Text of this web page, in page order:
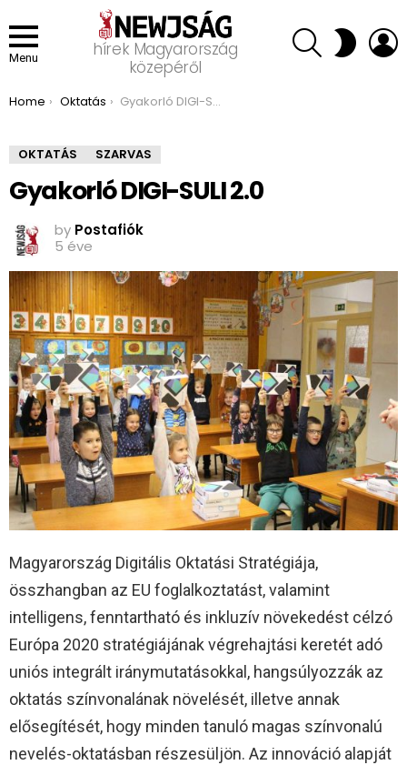
Menu
hírek Magyarország
közepéről
SEARCH SWITCH
SKIN
You are here:
Home Oktatás Gyakorló DIGI-SULI 2.0
OKTATÁS SZARVAS
Gyakorló DIGI-SULI 2.0
by Postafiók
5 éve
Magyarország Digitális Oktatási Stratégiája,
összhangban az EU foglalkoztatást, valamint
intelligens, fenntartható és inkluzív növekedést célzó
Európa 2020 stratégiájának végrehajtási keretét adó
uniós integrált iránymutatásokkal, hangsúlyozzák az
oktatás színvonalának növelését, illetve annak
elősegítését, hogy minden tanuló magas színvonalú
nevelés-oktatásban részesüljön. Az innováció alapját